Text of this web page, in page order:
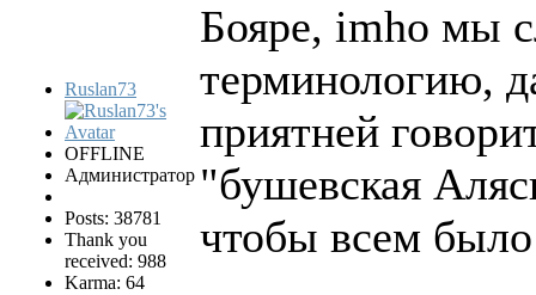
Ruslan73
OFFLINE
Администратор
Posts: 38781
Thank you
received: 988
Karma: 64
Бояре, imho мы
терминологию,
приятней
"бушевская
чтобы всем